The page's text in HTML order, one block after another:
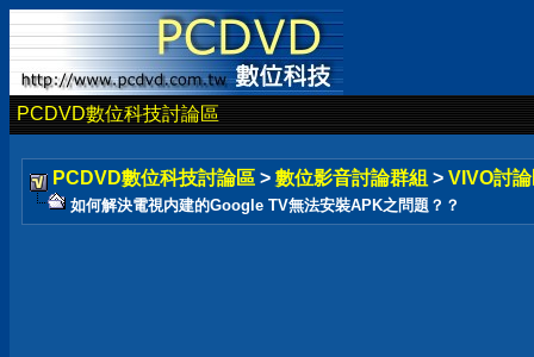
PCDVD數位科技討論區
PCDVD數位科技討論區 > 數位影音討論群組 > VIVO討
如何解決電視内建的Google TV無法安裝APK之問題？？